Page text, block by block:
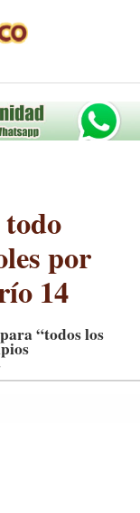
todo
por
14
“todos los